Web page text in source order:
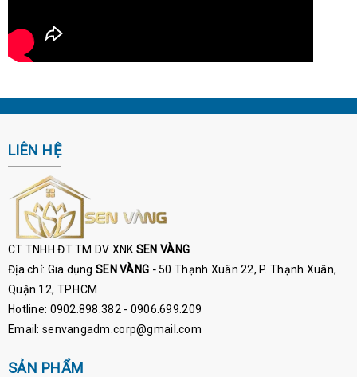
LIÊN HỆ
CT TNHH ĐT TM DV XNK SEN VÀNG
Địa chỉ: Gia dụngSEN VÀNG -50 Thạnh Xuân 22, P. Thạnh Xuân,
Quận 12, TP.HCM
Hotline: 0902.898.382 - 0906.699.209
Email: senvangadm.corp@gmail.com
SẢN PHẨM